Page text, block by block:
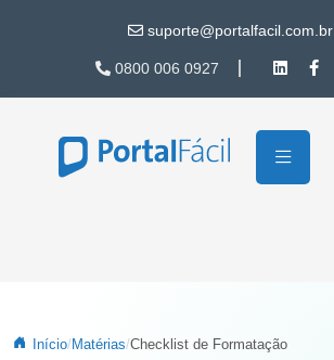
suporte@portalfacil.com.br
0800 006 0927
Início Matérias Checklist de Formatação